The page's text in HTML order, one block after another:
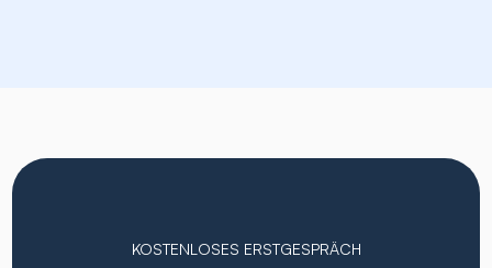
KOSTENLOSES ERSTGESPRÄCH